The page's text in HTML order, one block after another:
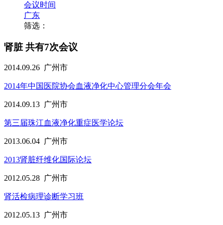
会议时间
广东
筛选：
肾脏共有7次会议
2014.09.26 广州市
2014年中国医院协会血液净化中心管理分会年会
2014.09.13 广州市
第三届珠江血液净化重症医学论坛
2013.06.04 广州市
2013肾脏纤维化国际论坛
2012.05.28 广州市
肾活检病理诊断学习班
2012.05.13 广州市